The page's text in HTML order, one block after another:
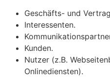
Geschäfts- und
Interessenten.
Kunden.
Nutzer (z.B.
Onlinediensten).